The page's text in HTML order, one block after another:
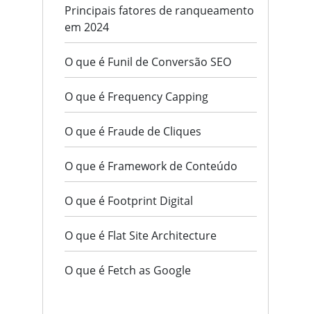
Principais fatores de ranqueamento
em 2024
O que é Funil de Conversão SEO
O que é Frequency Capping
O que é Fraude de Cliques
O que é Framework de Conteúdo
O que é Footprint Digital
O que é Flat Site Architecture
O que é Fetch as Google